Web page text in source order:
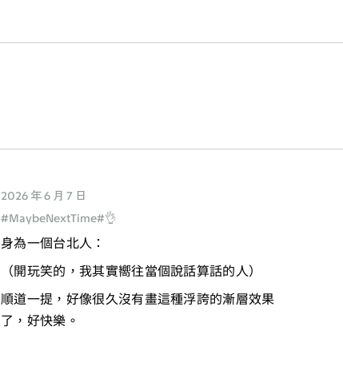
2026 年 6 月 7 日
MaybeNextTime
👌
身為一個台北人：
（開玩笑的，我其實嚮往當個說話算話的人）
順道一提，好像很久沒有畫這種浮誇的漸層效果
了，好快樂。